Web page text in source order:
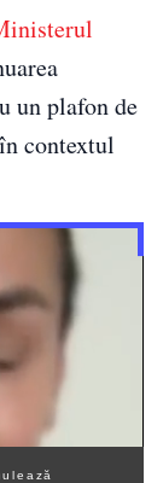
un plafon de
contextul